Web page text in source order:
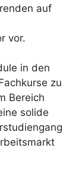
auf
vor.
in den
zu
Bereich
solide